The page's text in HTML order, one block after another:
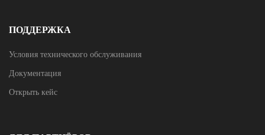
ПОДДЕРЖКА
Условия технического обслуживания
Документация
Открыть кейс